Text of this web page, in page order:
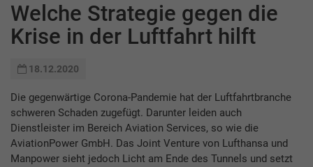
Welche Strategie gegen die
Krise in der Luftfahrt hilft
18.12.2020
Die gegenwärtige Corona-Pandemie hat der Luftfahrtbranche
schweren Schaden zugefügt. Darunter leiden auch
Dienstleister im Bereich Aviation Services, so wie die
AviationPower GmbH. Das Joint Venture von Lufthansa und
Manpower sieht jedoch Licht am Ende des Tunnels und setzt